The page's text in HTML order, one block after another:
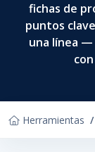
fichas de
puntos
una línea —
Herramientas